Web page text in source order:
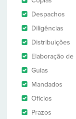
Despachos
Diligências
Distribuições
Elaboração de
Guias
Mandados
Ofícios
Prazos